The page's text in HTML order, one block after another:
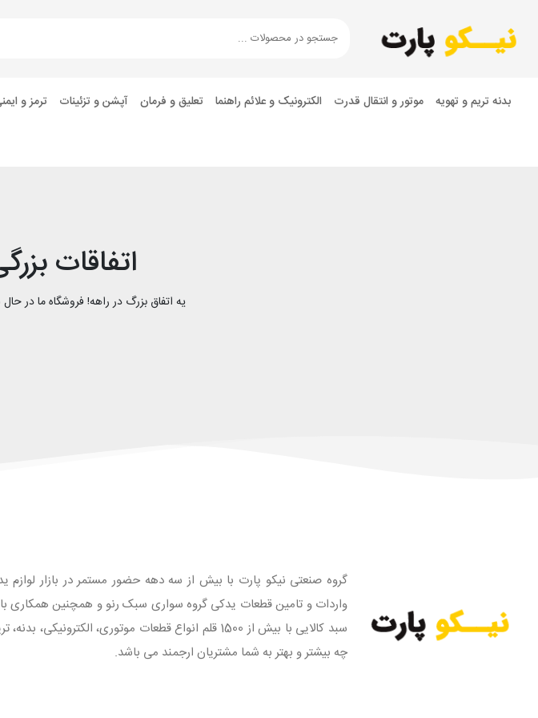
بدنه تریم و تهویه موتور و انتقال قدرت الکترونیک و علائم راهنما تعلیق و فرمان آپشن و تزئینات ترمز و
اتفاقات
یه اتفاق بزرگ در راهه! فروشگاه ما در
گروه صنعتی نیکو پارت با بیش از سه دهه حضور مستمر در بازار لوازم
واردات و تامین قطعات یدکی گروه سواری سبک رنو و همچنین همکاری
سبد کالایی با بیش از 1500 قلم انواع قطعات موتوری،
چه بیشتر و بهتر به شما مشتریان ارجمند می باشد.